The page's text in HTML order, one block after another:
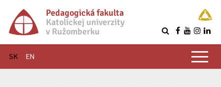
Pedagogická fakulta
Katolíckej univerzity
v Ružomberku
SK EN
Hlavné menu